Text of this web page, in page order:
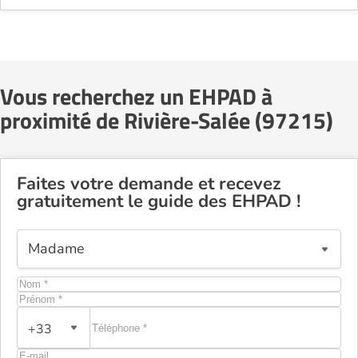
Vous recherchez un EHPAD à
proximité de Rivière-Salée (97215)
Faites votre demande et recevez
gratuitement le guide des EHPAD !
+33